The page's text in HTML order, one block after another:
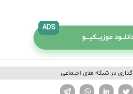
موزیــکیـــو
ADS
گذاری در شبکه های اجتماعی
لینکدین تویتر
فیسوک